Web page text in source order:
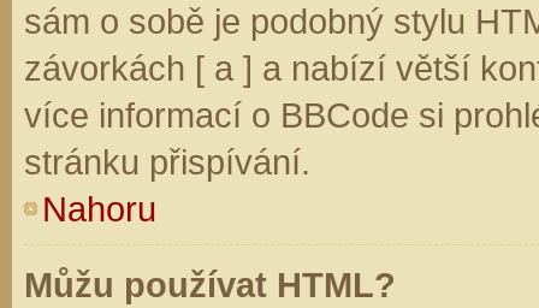
sám o sobě je podobný stylu
závorkách [ a ] a nabízí větší
více informací o BBCode si
stránku přispívání.
Nahoru
Můžu používat HTML?